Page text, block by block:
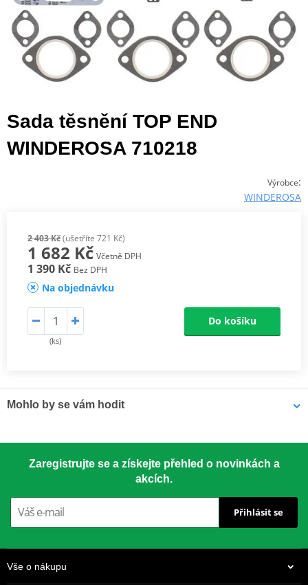
Sada těsnění TOP END
WINDEROSA 710218
Výrobce:
WINDEROSA
2 403 Kč(ušetříte 721 Kč)
1 682 Kč Včetně DPH
1 390 Kč Bez DPH
Na objednávku
(ks)
Do košíku
Mohlo by se vám hodit
Zaregistrujte se a získejte přehled o novinkách a
akcích.
Přihlásit se
Vše o nákupu